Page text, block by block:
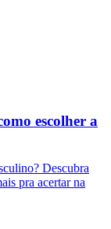
escolher a
Descubra
pra acertar na